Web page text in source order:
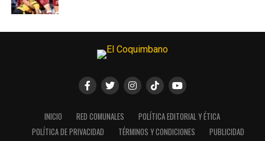
INICIO RED COMUNALES
POLÍTICA EDITORIAL Y ÉTICA
POLÍTICA DE PRIVACIDAD
TÉRMINOS Y CONDICIONES
PUBLICIDAD